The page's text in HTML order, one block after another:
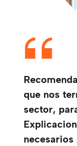
que nos
sector,